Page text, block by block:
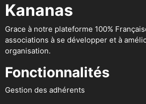
Kananas
Grace à notre plateforme 100%
associations à se développer et à
organisation.
Fonctionnalités
Gestion des adhérents